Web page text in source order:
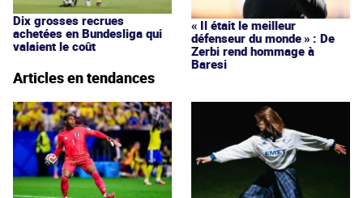
Dix grosses recrues
achetées en Bundesliga qui
valaient le coût
« Il était le meilleur
défenseur du monde » : De
Zerbi rend hommage à
Baresi
Articles en tendances